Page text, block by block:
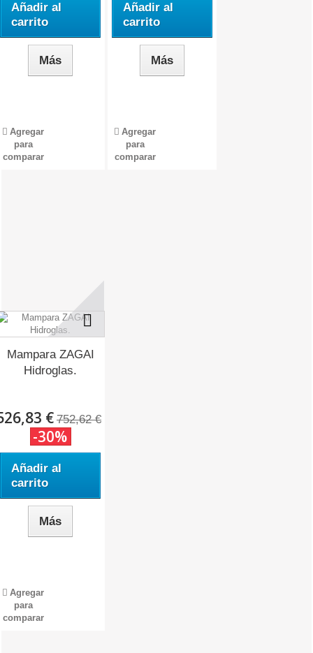
Añadir al
carrito
Más
Agregar
para
comparar
Añadir al
carrito
Más
Agregar
para
comparar
Mampara ZAGAI
Hidroglas.
€ 752,62 €
-30%
Añadir al
carrito
Más
Agregar
para
comparar